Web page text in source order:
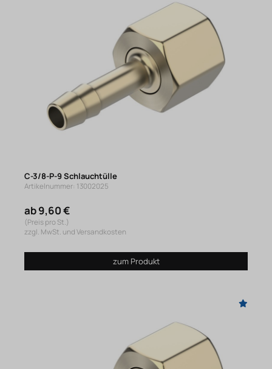
C-3/8-P-9 Schlauchtülle
Artikelnummer: 13002025
ab 9,60 €
(Preis pro St.)
zzgl. MwSt. und Versandkosten
zum Produkt